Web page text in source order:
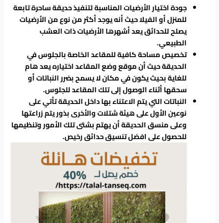
جودة اختيار الأرضيات المناسبة لتنفيذ حديقة ساحرة تابعة
للمنزل أو الفيلا حيث أنه يوجد أكثر من نوع من الأرضيات
يصلح للحدائق يعد أشهرها الأرضيات ذات العشب
الطبيعي.
تخصيص مساحة كافية للمقاعد الخاصة بالجلوس في
الحديقة حيث أن موقع وضع المقاعد اختياره يعد هام
للغاية بحيث يكون في مكان لا يسمح بضرر النباتات أو
سحقها أثناء الوصول إلى تلك المقاعد للجلوس.
النباتات التي يتم الاعتناء بها داخل الحديقة تأتي على
نوعين الأول على هيئة شتلات والأخرى بذور يتم زراعتها
وعلى منسق الحديقة أن يهتم بشتى تلك الأمور وتنظيمها
للحصول على افضل تنسيق حدائق رخيص.